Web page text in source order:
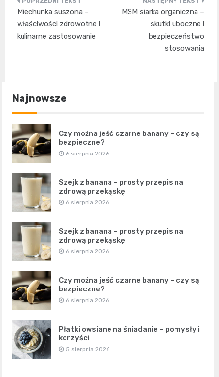
Nawigacja
wpisu
Miechunka suszona –
właściwości zdrowotne i
kulinarne zastosowanie
MSM siarka organiczna –
skutki uboczne i
bezpieczeństwo
stosowania
Najnowsze
Czy można jeść czarne banany – czy są
bezpieczne?
6 sierpnia 2026
Szejk z banana – prosty przepis na
zdrową przekąskę
6 sierpnia 2026
Szejk z banana – prosty przepis na
zdrową przekąskę
6 sierpnia 2026
Czy można jeść czarne banany – czy są
bezpieczne?
6 sierpnia 2026
Płatki owsiane na śniadanie – pomysły i
korzyści
5 sierpnia 2026